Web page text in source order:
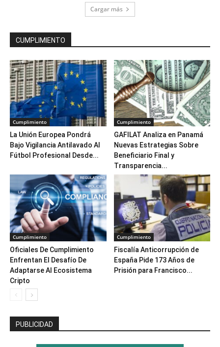
Cargar más
CUMPLIMIENTO
Cumplimiento
La Unión Europea Pondrá
Bajo Vigilancia Antilavado Al
Fútbol Profesional Desde...
Cumplimiento
GAFILAT Analiza en Panamá
Nuevas Estrategias Sobre
Beneficiario Final y
Transparencia...
Cumplimiento
Oficiales De Cumplimiento
Enfrentan El Desafío De
Adaptarse Al Ecosistema
Cripto
Cumplimiento
Fiscalía Anticorrupción de
España Pide 173 Años de
Prisión para Francisco...
PUBLICIDAD